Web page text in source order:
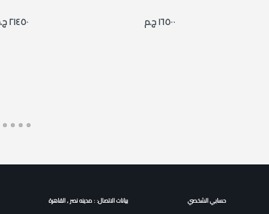
٢١٤٥٠ ج.م ١٦٥٠٠ ج.م
حسابي الشخصي
بيانات الاتصال: : مدينه نصر , القاهرة